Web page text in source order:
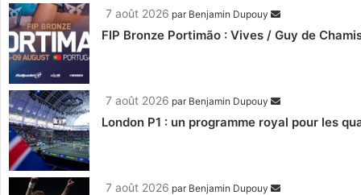
7 août 2026 par Benjamin Dupouy
FIP Bronze Portimão : Vives / Guy de
7 août 2026 par Benjamin Dupouy
London P1 : un programme royal pour les
7 août 2026 par Benjamin Dupouy